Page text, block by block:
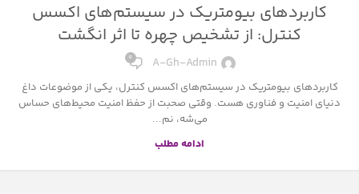
کاربردهای بیومتریک در سیستم‌های اکسس
کنترل: از تشخیص چهره تا اثر انگشت
A-Gh-Admin ۰
کاربردهای بیومتریک در سیستم‌های اکسس کنترل، یکی از موضوعات داغ
دنیای امنیت و فناوری هست. وقتی صحبت از حفظ امنیت محیط‌های حساس
می‌شه، نم...
ادامه مطلب